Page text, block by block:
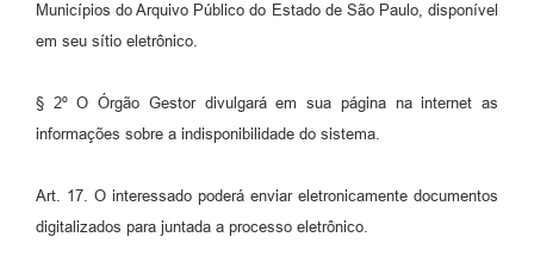
Municípios do Arquivo Público do Estado de São Paulo, disponível
em seu sítio eletrônico.
§ 2º O Órgão Gestor divulgará em sua página na internet as
informações sobre a indisponibilidade do sistema.
Art. 17. O interessado poderá enviar eletronicamente documentos
digitalizados para juntada a processo eletrônico.